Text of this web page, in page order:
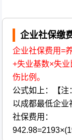
企业社保缴
企业社保费用=
+失业基数×失
伤比例。
公式如上：【注
以成都最低企业
社保费用：